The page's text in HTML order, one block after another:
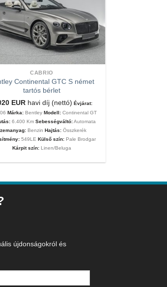
CABRIO
Continental GTC S német
tartós bérlet
EUR havi díj (nettó) Évjárat:
Márka:Bentley Modell:Continental GT
6.400 Km Sebességváltó:Automata
BenzinHajtás: Összkerék
549LE Külső szín: Pale Brodgar
Kárpit szín:Linen/Beluga
újdonságokról és